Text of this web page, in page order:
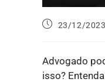
23/12/2023
Advogado
isso?